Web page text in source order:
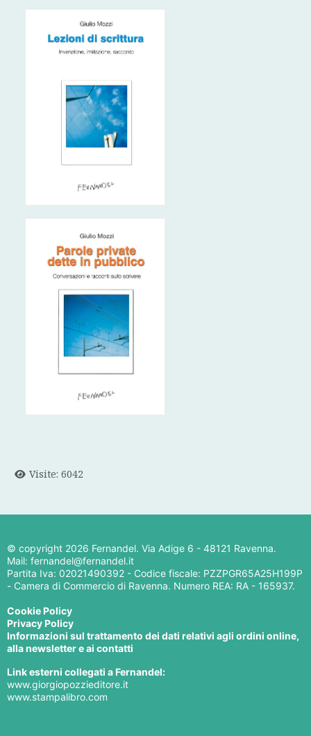
Visite: 6042
© copyright 2026 Fernandel. Via Adige 6 - 48121 Ravenna.
Mail: fernandel@fernandel.it
Partita Iva: 02021490392 - Codice fiscale: PZZPGR65A25H199P
- Camera di Commercio di Ravenna. Numero REA: RA - 165937.
Cookie Policy
Privacy Policy
Informazioni sul trattamento dei dati relativi agli ordini online,
alla newsletter e ai contatti
Link esterni collegati a Fernandel:
www.giorgiopozzieditore.it
www.stampalibro.com